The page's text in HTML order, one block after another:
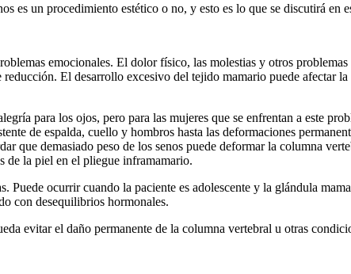
es un procedimiento estético o no, y esto es lo que se discutirá en
emocionales. El dolor físico, las molestias y otros
El desarrollo excesivo del tejido mamario puede afectar
para los ojos, pero para las mujeres que se enfrentan a este
de espalda, cuello y hombros hasta las deformaciones
que demasiado peso de los senos puede deformar la columna
de la piel en el pliegue inframamario.
Puede ocurrir cuando la paciente es adolescente y la glándula
con desequilibrios hormonales.
evitar el daño permanente de la columna vertebral u otras